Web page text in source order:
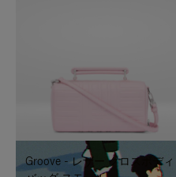
TO
IT
UNMUTE
IT
Groove - レザー クロスボディ